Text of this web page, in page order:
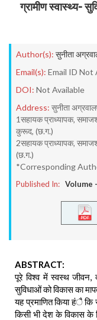
ग्रामीण स्वास्थ्य-
Author(s): सुनीता
Email(s): Email ID Not
DOI: Not Available
Address: सुनीता
1सहायक प्राध्यापक,
कुरूद, (छ.ग.)
2सहायक प्राध्यापक,
(छ.ग.)
*Corresponding
Published In: Volume -
ABSTRACT:
पूरे विश्व में स्वस्थ जीवन,
सुविधाओं को विकास का
यह प्रमाणित किया हंै कि
किसी भी देश के विकास के